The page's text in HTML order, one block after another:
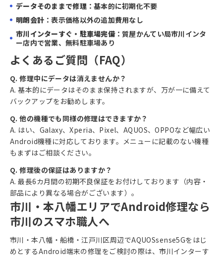
データそのままで修理：基本的に初期化不要
明朗会計 ：表示価格以外の追加費用なし
市川インターすぐ・駐車場完備：質屋かんてい局市川インタ
ー店内で営業、無料駐車場あり
よくあるご質問（FAQ）
Q. 修理中にデータは消えませんか？
A. 基本的にデータはそのまま保持されますが、万が一に備えて
バックアップをお勧めします。
Q. 他の機種でも同様の修理はできますか？
A. はい、Galaxy、Xperia、Pixel、AQUOS、OPPOなど幅広い
Android機種に対応しております。メニューに記載のない機種
もまずはご相談ください。
Q. 修理後の保証はありますか？
A. 最長6カ月間の初期不良保証をお付けしております（内容・
部品により異なる場合がございます）。
市川・本八幡エリアでAndroid修理なら
市川のスマホ職人へ
市川・本八幡・船橋・江戸川区周辺でAQUOSsense5Gをはじ
めとするAndroid端末の修理をご検討の際は、市川インターす